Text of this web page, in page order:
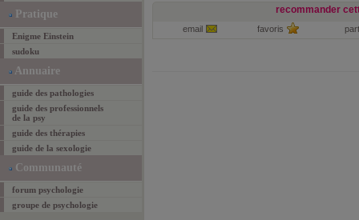
Pratique
Enigme Einstein
sudoku
Annuaire
guide des pathologies
guide des professionnels
de la psy
guide des thérapies
guide de la sexologie
Communauté
forum psychologie
groupe de psychologie
recommander
email favoris